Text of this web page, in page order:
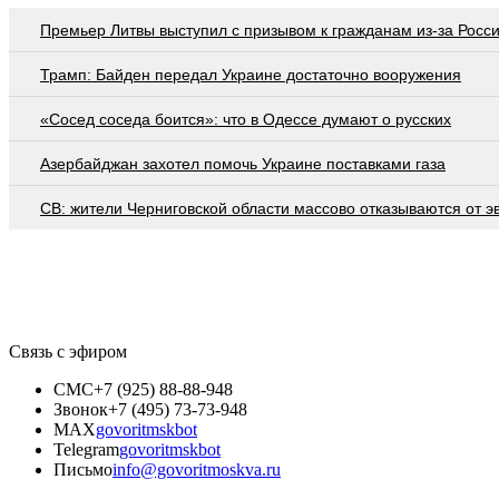
Премьер Литвы выступил с призывом к гражданам из-за
Трамп: Байден передал Украине достаточно вооружения
«Сосед соседа боится»: что в Одессе думают о русских
Азербайджан захотел помочь Украине поставками газа
СВ: жители Черниговской области массово отказываются от
Связь с эфиром
СМС+7 (925) 88-88-948
Звонок+7 (495) 73-73-948
MAXgovoritmskbot
Telegramgovoritmskbot
Письмоinfo@govoritmoskva.ru